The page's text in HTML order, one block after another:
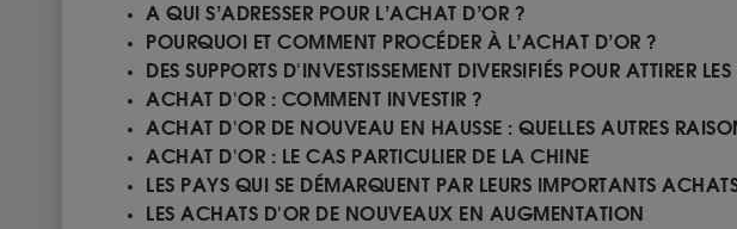
A QUI S’ADRESSER POUR L’ACHAT D’OR ?
POURQUOI ET COMMENT PROCÉDER À L’ACHAT D’OR ?
DES SUPPORTS D'INVESTISSEMENT DIVERSIFIÉS POUR ATTIRER
ACHAT D'OR : COMMENT INVESTIR ?
ACHAT D'OR DE NOUVEAU EN HAUSSE : QUELLES AUTRES
ACHAT D'OR : LE CAS PARTICULIER DE LA CHINE
LES PAYS QUI SE DÉMARQUENT PAR LEURS IMPORTANTS
LES ACHATS D'OR DE NOUVEAUX EN AUGMENTATION